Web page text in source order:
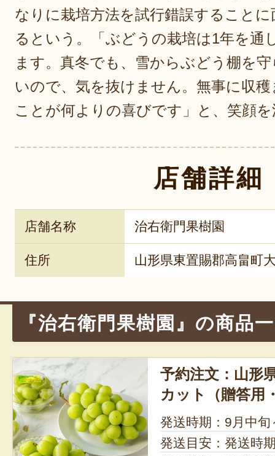
なりに栽培方法を試行錯誤すること
るという。「ぶどうの栽培は1年を通
ます。真冬でも、雪からぶどう棚を
いので、気を抜けません。無事に収
ことが何よりの喜びです」と、笑顔
店舗詳細
店舗名称 治右衛門果樹園
住所 山形県東置賜郡高畠町
『治右衛門果樹園』の商品
予約注文：山形
カット（贈答用
発送時期：9月中旬
発送目安：発送時